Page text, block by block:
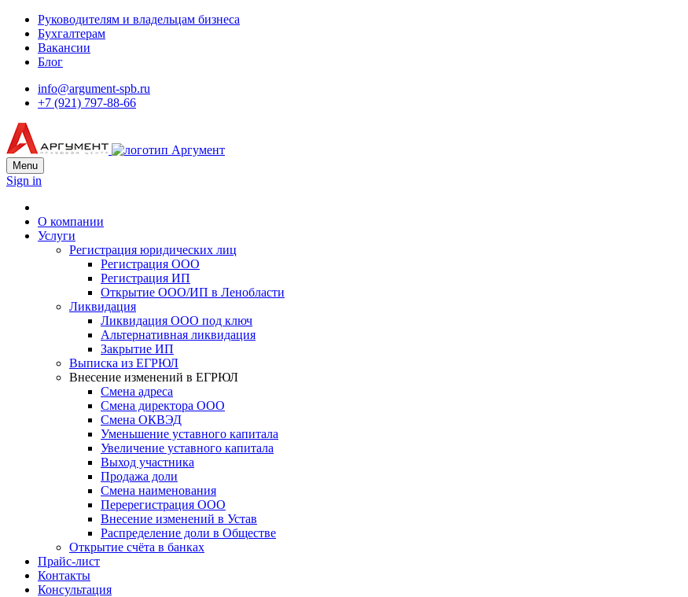
Руководителям и владельцам бизнеса
Бухгалтерам
Вакансии
Блог
info@argument-spb.ru
+7 (921) 797-88-66
Menu
Sign in
О компании
Услуги
Регистрация юридических лиц
Регистрация ООО
Регистрация ИП
Открытие ООО/ИП в Ленобласти
Ликвидация
Ликвидация ООО под ключ
Альтернативная ликвидация
Закрытие ИП
Выписка из ЕГРЮЛ
Внесение изменений в ЕГРЮЛ
Смена адреса
Смена директора ООО
Смена ОКВЭД
Уменьшение уставного капитала
Увеличение уставного капитала
Выход участника
Продажа доли
Смена наименования
Перерегистрация ООО
Внесение изменений в Устав
Распределение доли в Обществе
Открытие счёта в банках
Прайс-лист
Контакты
Консультация